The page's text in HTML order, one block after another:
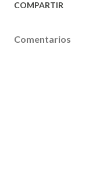
COMPARTIR
Comentarios